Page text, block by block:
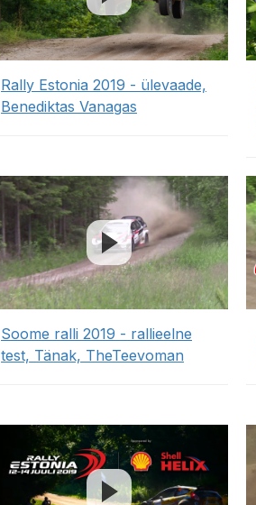
Rally Estonia 2019 - ülevaade,
Benediktas Vanagas
Soome ralli 2019 - rallieelne
test, Tänak, TheTeevoman